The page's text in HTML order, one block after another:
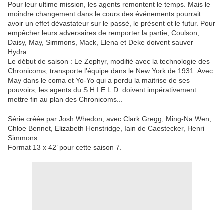
Pour leur ultime mission, les agents remontent le temps. Mais le
moindre changement dans le cours des événements pourrait
avoir un effet dévastateur sur le passé, le présent et le futur. Pour
empêcher leurs adversaires de remporter la partie, Coulson,
Daisy, May, Simmons, Mack, Elena et Deke doivent sauver
Hydra...
Le début de saison : Le Zephyr, modifié avec la technologie des
Chronicoms, transporte l’équipe dans le New York de 1931. Avec
May dans le coma et Yo-Yo qui a perdu la maitrise de ses
pouvoirs, les agents du S.H.I.E.L.D. doivent impérativement
mettre fin au plan des Chronicoms...
Série créée par Josh Whedon, avec Clark Gregg, Ming-Na Wen,
Chloe Bennet, Elizabeth Henstridge, Iain de Caestecker, Henri
Simmons...
Format 13 x 42’ pour cette saison 7.